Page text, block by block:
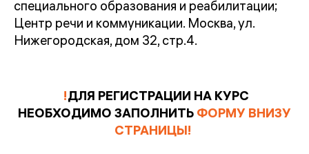
специального образования и реабилитации;
Центр речи и коммуникации. Москва, ул.
Нижегородская, дом 32, стр.4.
!ДЛЯ РЕГИСТРАЦИИ НА КУРС
НЕОБХОДИМО ЗАПОЛНИТЬ ФОРМУ ВНИЗУ
СТРАНИЦЫ!